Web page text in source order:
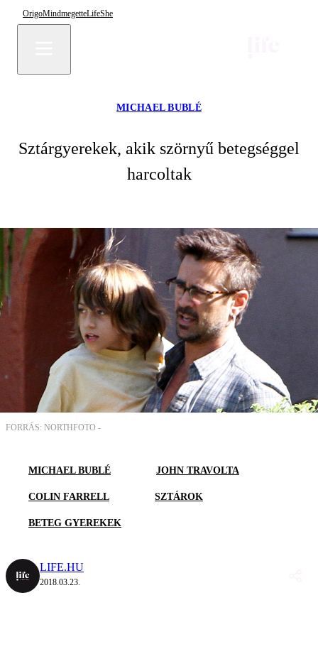
OrigoMindmegetteLifeShe
MICHAEL BUBLÉ
Sztárgyerekek, akik szörnyű betegséggel
harcoltak
FORRÁS: NORTHFOTO -
MICHAEL BUBLÉ JOHN TRAVOLTA
COLIN FARRELL SZTÁROK
BETEG GYEREKEK
LIFE.HU
2018.03.23.